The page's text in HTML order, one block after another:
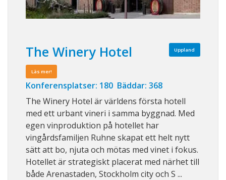
Uppland
The Winery Hotel
Läs mer!
Konferensplatser: 180 Bäddar: 368
The Winery Hotel är världens första hotell
med ett urbant vineri i samma byggnad. Med
egen vinproduktion på hotellet har
vingårdsfamiljen Ruhne skapat ett helt nytt
sätt att bo, njuta och mötas med vinet i fokus.
Hotellet är strategiskt placerat med närhet till
både Arenastaden, Stockholm city och S ...